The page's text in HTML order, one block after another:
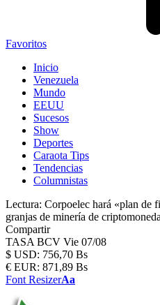
Favoritos
Inicio
Venezuela
Mundo
EEUU
Sucesos
Show
Deportes
Caraota Tips
Tendencias
Columnistas
Lectura: Corpoelec hará «plan de
granjas de minería de
Compartir
TASA BCV Vie 07/08
$ USD: 756,70 Bs
€ EUR: 871,89 Bs
Font ResizerAa